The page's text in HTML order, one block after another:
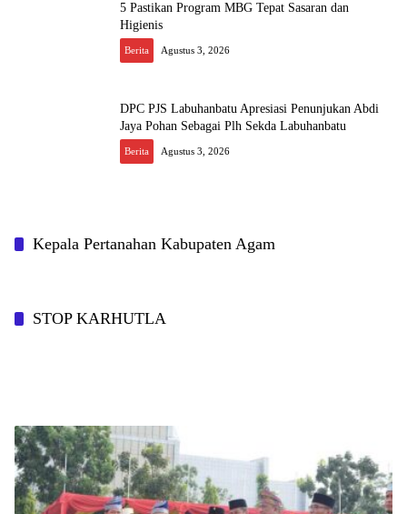
5 Pastikan Program MBG Tepat Sasaran dan
Higienis
Berita Agustus 3, 2026
DPC PJS Labuhanbatu Apresiasi Penunjukan Abdi
Jaya Pohan Sebagai Plh Sekda Labuhanbatu
Berita Agustus 3, 2026
Kepala Pertanahan Kabupaten Agam
STOP KARHUTLA